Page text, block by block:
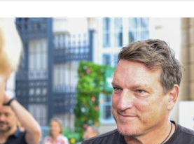
Untermenü
Untermenü